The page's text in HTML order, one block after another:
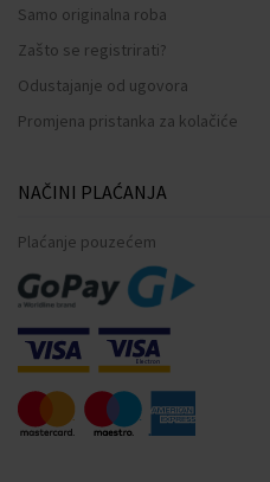
Samo originalna roba
Zašto se registrirati?
Odustajanje od ugovora
Promjena pristanka za kolačiće
NAČINI PLAĆANJA
Plaćanje pouzećem